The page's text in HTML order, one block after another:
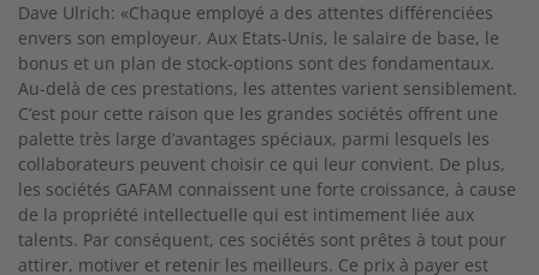
Dave Ulrich: «Chaque employé a des attentes différenciées
envers son employeur. Aux Etats-Unis, le salaire de base, le
bonus et un plan de stock-options sont des fondamentaux.
Au-delà de ces prestations, les attentes varient sensiblement.
C’est pour cette raison que les grandes sociétés offrent une
palette très large d’avantages spéciaux, parmi lesquels les
collaborateurs peuvent choisir ce qui leur convient. De plus,
les sociétés GAFAM connaissent une forte croissance, à cause
de la propriété intellectuelle qui est intimement liée aux
talents. Par conséquent, ces sociétés sont prêtes à tout pour
attirer, motiver et retenir les meilleurs. Ce prix à payer est